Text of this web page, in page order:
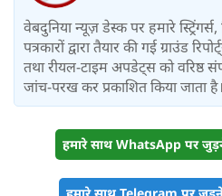
वेबदुनिया न्यूज़ डेस्क पर हमारे
पत्रकारों द्वारा तैयार की गई ग्राउंड
तथा रीयल-टाइम अपडेट्स को वरिष्ठ
जांच-परख कर प्रकाशित किया जाता
हमारे साथ WhatsApp पर